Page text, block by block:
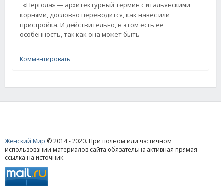
«Пергола» — архитектурный термин с итальянскими
корнями, дословно переводится, как навес или
пристройка. И действительно, в этом есть ее
особенность, так как она может быть
Комментировать
Женский Мир © 2014 - 2020. При полном или частичном
использовании материалов сайта обязательна активная прямая
ссылка на источник.